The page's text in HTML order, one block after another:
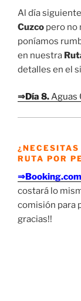
Al día
Cuzco pero no
poníamos
en nuestra
detalles en el
⇒Día 8.Aguas
RUTA POR
costará lo
comisión para
gracias!!